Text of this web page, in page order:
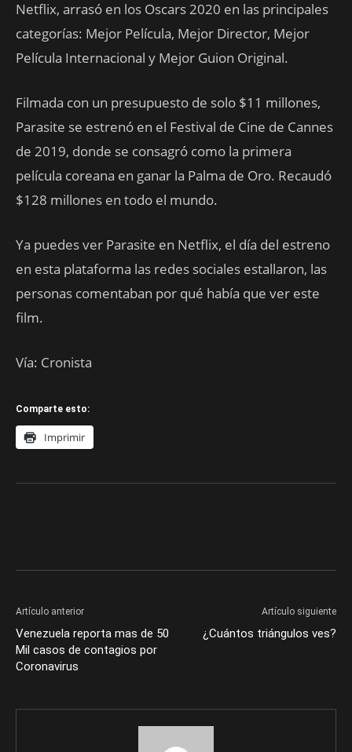
Netflix, arrasó en los Oscars 2020 en las principales
categorías: Mejor Película, Mejor Director, Mejor
Película Internacional y Mejor Guion Original.
Filmada con un presupuesto de solo $11 millones,
Parasite se estrenó en el Festival de Cine de Cannes
de 2019, donde se consagró como la primera
película coreana en ganar la Palma de Oro. Recaudó
$128 millones en todo el mundo.
Ya puedes ver Parasite en Netflix, el día del estreno
en esta plataforma las redes sociales estallaron, las
personas comentaban por qué había que ver este
film.
Vía: Cronista
Comparte esto:
Imprimir
Artículo anterior
Venezuela reporta mas de 50
Mil casos de contagios por
Coronavirus
Artículo siguiente
¿Cuántos triángulos ves?